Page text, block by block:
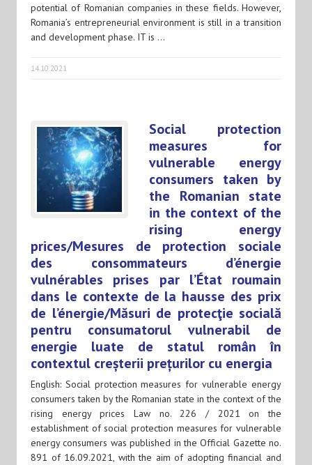
potential of Romanian companies in these fields. However,
Romania’s entrepreneurial environment is still in a transition
and development phase. IT is …
14.10.2021
Social protection
measures for
vulnerable energy
consumers taken by
the Romanian state
in the context of the
rising energy
prices/Mesures de protection sociale
des consommateurs d’énergie
vulnérables prises par l’État roumain
dans le contexte de la hausse des prix
de l’énergie/Măsuri de protecţie socială
pentru consumatorul vulnerabil de
energie luate de statul român în
contextul creșterii prețurilor cu energia
English: Social protection measures for vulnerable energy
consumers taken by the Romanian state in the context of the
rising energy prices Law no. 226 / 2021 on the
establishment of social protection measures for vulnerable
energy consumers was published in the Official Gazette no.
891 of 16.09.2021, with the aim of adopting financial and